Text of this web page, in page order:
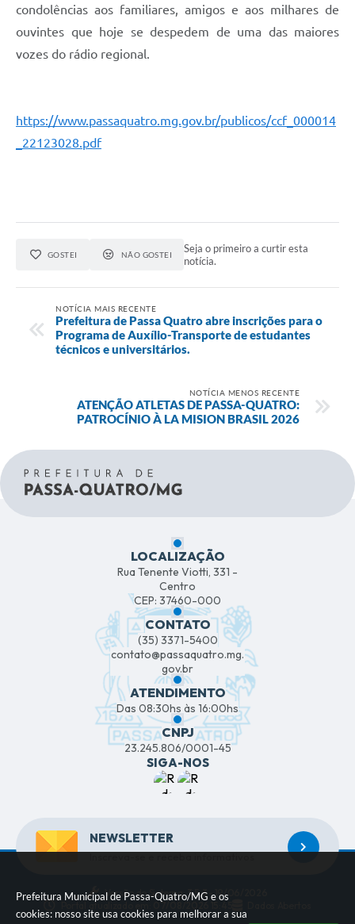
Prefeitura Municipal de Passa-Quatro/MG e os
cookies: nosso site usa cookies para melhorar a sua
condolências aos familiares, amigos e aos milhares de
ouvintes que hoje se despedem de uma das maiores
vozes do rádio regional.
https://www.passaquatro.mg.gov.br/publicos/ccf_000014
_22123028.pdf
GOSTEI NÃO GOSTEI
Seja o primeiro a curtir esta
notícia.
NOTÍCIA MAIS RECENTE
Prefeitura de Passa Quatro abre inscrições para o
Programa de Auxílio-Transporte de estudantes
técnicos e universitários.
NOTÍCIA MENOS RECENTE
ATENÇÃO ATLETAS DE PASSA-QUATRO:
PATROCÍNIO À LA MISION BRASIL 2026
NEWSLETTER
Inscreva-se e receba informativos
LOCALIZAÇÃO
Rua Tenente Viotti, 331 -
Centro
CEP: 37460-000
CONTATO
(35) 3371-5400
contato@passaquatro.mg.
gov.br
ATENDIMENTO
Das 08:30hs às 16:00hs
CNPJ
23.245.806/0001-45
SIGA-NOS
Versão do Sistema: 3.5.3 - 19/06/2026
Portal atualizado em:
07/08/2026 15:45